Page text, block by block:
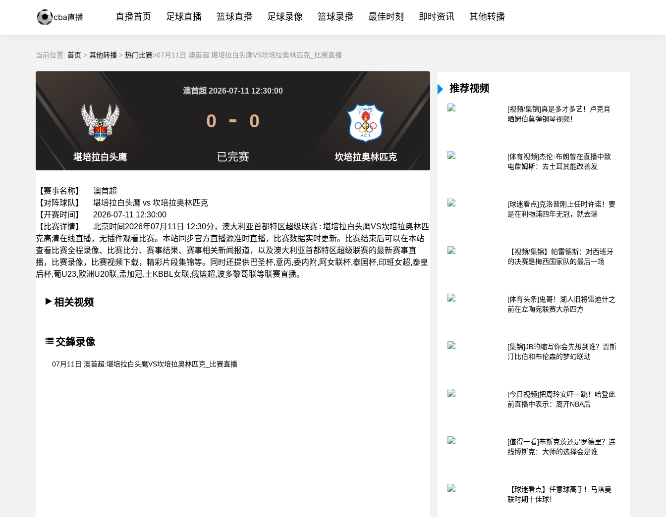
直播首页 足球直播 篮球直播 足球录像 篮球录播 最佳时刻 即时资讯 其他转播
当前位置: 首页 > 其他转播 > 热门比赛>07月11日 澳首超:堪培拉白头鹰VS坎培拉奥林匹克_比赛直播
堪培拉白头鹰 坎培拉奥林匹克
澳首超 2026-07-11 12:30:00
0 0
已完赛
【赛事名称】
澳首超
【对阵球队】
堪培拉白头鹰 vs 坎培拉奥林匹克
【开赛时间】
2026-07-11 12:30:00
【比赛详情】
北京时间2026年07月11日 12:30分，澳大利亚首都特区超级联赛 : 堪培拉白头鹰VS坎培拉奥林匹
克高清在线直播，无插件观看比赛。本站同步官方直播源准时直播，比赛数据实时更新。比赛结束后可以在本站
查看比赛全程录像、比赛比分、赛事结果、赛事相关新闻报道，以及澳大利亚首都特区超级联赛的最新赛事直
播，比赛录像，比赛视频下载，精彩片段集锦等。同时还提供巴圣杯,意丙,委内附,阿女联杯,泰国杯,印班女超,泰皇
后杯,葡U23,欧洲U20联,孟加冠,土KBBL女联,俄篮超,波多黎哥联等联赛直播。
相关视频
交鋒录像
07月11日 澳首超:堪培拉白头鹰VS坎培拉奥林匹克_比赛直播
推荐视频
[视频/集锦]真是多才多艺！卢克肖
晒姆伯莫弹钢琴视频！
[体育视频]杰伦·布朗曾在直播中致
电詹姆斯：去土耳其能改善发
[球迷看点]克洛普刚上任时许诺！要
是在利物浦四年无冠，就去瑞
【视频/集锦】帕雷德斯：对西班牙
的决赛是梅西国家队的最后一场
[体育头条]鬼哥！湖人旧将雷迪什之
前在立陶宛联赛大杀四方
[集锦]JB的缩写你会先想到谁？贾斯
汀比伯和布伦森的梦幻联动
[今日视频]把周玲安吓一跳！哈登此
前直播中表示：离开NBA后
[值得一看]布斯克茨还是罗德里？连
线博斯克：大师的选择会是谁
【球迷看点】任意球高手！马塔曼
联时期十佳球！